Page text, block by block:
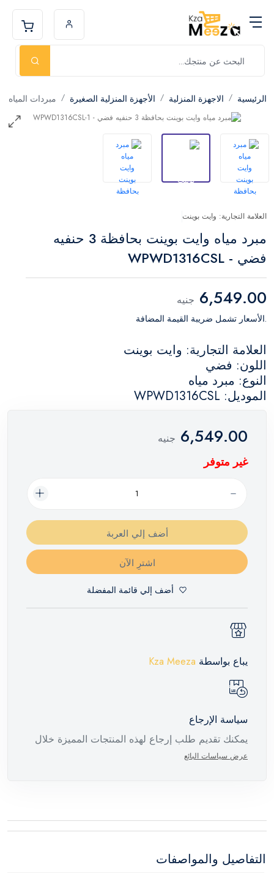
الرئيسية الاجهزة المنزلية الأجهزة المنزلية الصغيرة مبردات المياه
العلامة التجارية: وايت بوينت
مبرد مياه وايت بوينت بحافظة 3 حنفيه
فضي - WPWD1316CSL
6,549.00 جنيه
.الأسعار تشمل ضريبة القيمة المضافة
العلامة التجارية: وايت بوينت
اللون: فضي
النوع: مبرد مياه
الموديل: WPWD1316CSL
6,549.00 جنيه
غير متوفر
أضف إلي العربة
اشترِ الآن
أضف إلي قائمة المفضلة
يباع بواسطة Kza Meeza
سياسة الإرجاع
يمكنك تقديم طلب إرجاع لهذه المنتجات المميزة خلال
عبوته الأصلية. لاحظ أنه لا يمكن إرجاع المنتجات
وفي عبواتها الأصلية.
عرض سياسات البائع
التفاصيل والمواصفات